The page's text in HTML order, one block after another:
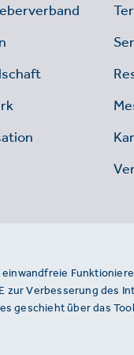
zur Verbesserung des
geschieht über das